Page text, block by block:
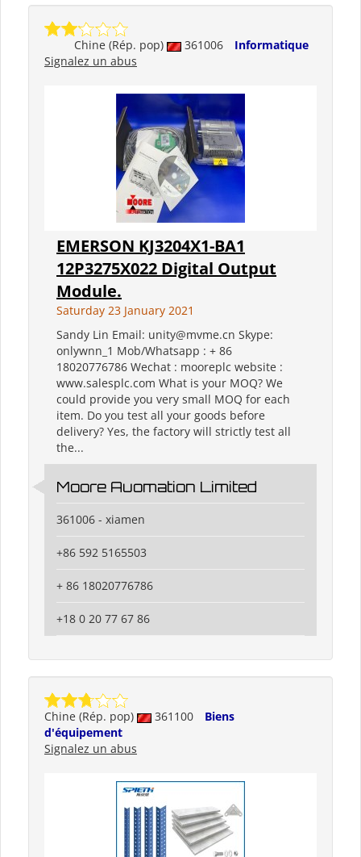
Chine (Rép. pop) 361006
Informatique
Signalez un abus
EMERSON KJ3204X1-BA1
12P3275X022 Digital Output
Module.
Saturday 23 January 2021
Sandy Lin Email: unity@mvme.cn Skype:
onlywnn_1 Mob/Whatsapp : + 86
18020776786 Wechat : mooreplc website :
www.salesplc.com What is your MOQ? We
could provide you very small MOQ for each
item. Do you test all your goods before
delivery? Yes, the factory will strictly test all
the...
Moore Auomation Limited
361006 - xiamen
+86 592 5165503
+ 86 18020776786
+18 0 20 77 67 86
Chine (Rép. pop) 361100
Biens
d'équipement
Signalez un abus